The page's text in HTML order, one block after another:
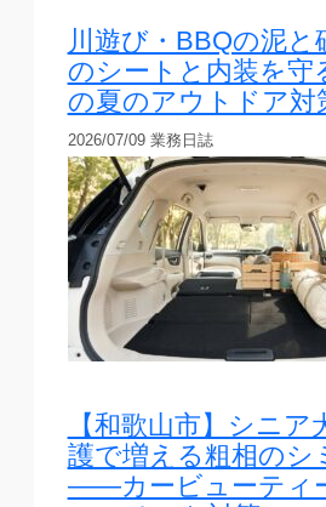
川遊び・BBQの泥と
のシートと内装を守
の夏のアウトドア対
2026/07/09 業務日誌
【和歌山市】シニア
護で増える粗相のシ
——カービューティ